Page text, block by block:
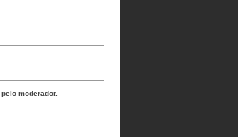
moderador.